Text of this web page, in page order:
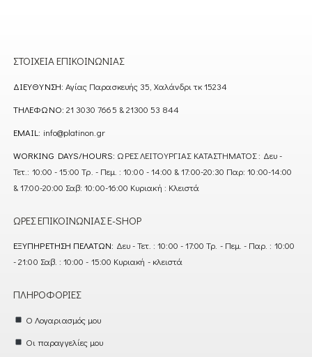
ΣΤΟΙΧΕΊΑ ΕΠΙΚΟΙΝΩΝΊΑΣ
ΔΙΕΎΘΥΝΣΗ: Αγίας Παρασκευής 35, Χαλάνδρι τκ 15234
ΤΗΛΈΦΩΝΟ: 21 3030 7665 & 21300 53 844
EMAIL: info@platinon.gr
WORKING DAYS/HOURS: ΩΡΕΣ ΛΕΙΤΟΥΡΓΙΑΣ ΚΑΤΑΣΤΗΜΑΤΟΣ : Δευ -
Τετ.: 10:00 - 15:00 Τρ. - Πεμ. : 10:00 - 14:00 & 17:00-20:30 Παρ: 10:00-14:00
& 17:00-20:00 Σαβ: 10:00-16:00 Κυριακή : Κλειστά
ΏΡΕΣ ΕΠΙΚΟΙΝΩΝΊΑΣ E-SHOP
ΕΞΥΠΗΡΈΤΗΣΗ ΠΕΛΑΤΏΝ: Δευ - Τετ. : 10:00 - 17:00 Τρ. - Πεμ. - Παρ. : 10:00
- 21:00 Σαβ. : 10:00 - 15:00 Κυριακή - κλειστά
ΠΛΗΡΟΦΟΡΊΕΣ
Ο Λογαριασμός μου
Οι παραγγελίες μου